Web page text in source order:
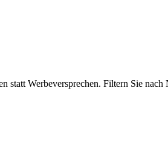
Werbeversprechen. Filtern Sie nach